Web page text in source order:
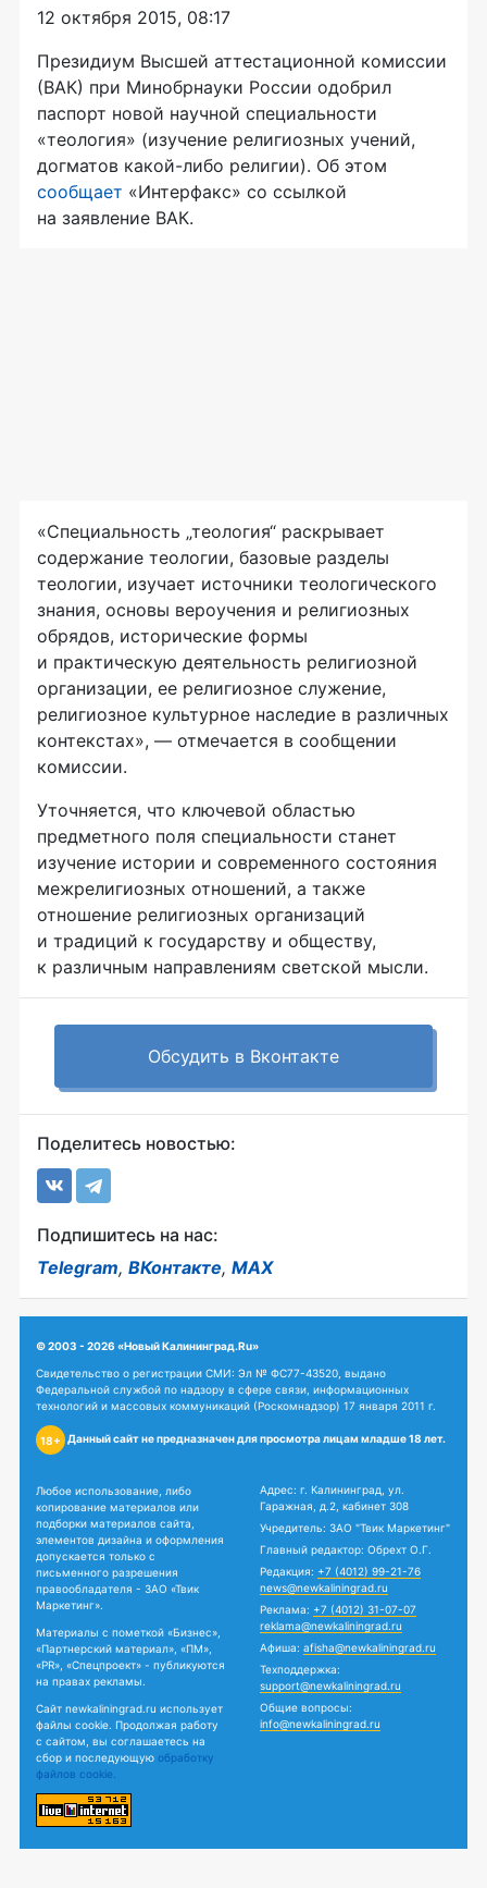
12 октября 2015, 08:17
Президиум Высшей аттестационной комиссии
(ВАК) при Минобрнауки России одобрил
паспорт новой научной специальности
«теология» (изучение религиозных учений,
догматов какой-либо религии). Об этом
сообщает «Интерфакс» со ссылкой
на заявление ВАК.
«Специальность „теология“ раскрывает
содержание теологии, базовые разделы
теологии, изучает источники теологического
знания, основы вероучения и религиозных
обрядов, исторические формы
и практическую деятельность религиозной
организации, ее религиозное служение,
религиозное культурное наследие в различных
контекстах», — отмечается в сообщении
комиссии.
Уточняется, что ключевой областью
предметного поля специальности станет
изучение истории и современного состояния
межрелигиозных отношений, а также
отношение религиозных организаций
и традиций к государству и обществу,
к различным направлениям светской мысли.
Обсудить в Вконтакте
Поделитесь новостью:
Подпишитесь на нас:
Telegram, ВКонтакте, MAX
© 2003 - 2026 «Новый Калининград.Ru»
Свидетельство о регистрации СМИ: Эл № ФС77-43520, выдано
Федеральной службой по надзору в сфере связи, информационных
технологий и массовых коммуникаций (Роскомнадзор) 17 января 2011 г.
18+ Данный сайт не предназначен для просмотра лицам младше 18 лет.
Любое использование, либо
копирование материалов или
подборки материалов сайта,
элементов дизайна и оформления
допускается только с
письменного разрешения
правообладателя - ЗАО «Твик
Маркетинг».
Материалы с пометкой «Бизнес»,
«Партнерский материал», «ПМ»,
«PR», «Спецпроект» - публикуются
на правах рекламы.
Сайт newkaliningrad.ru использует
файлы cookie. Продолжая работу
с сайтом, вы соглашаетесь на
сбор и последующую обработку
файлов cookie.
Адрес: г. Калининград, ул.
Гаражная, д.2, кабинет 308
Учредитель: ЗАО "Твик Маркетинг"
Главный редактор: Обрехт О.Г.
Редакция: +7 (4012) 99-21-76
news@newkaliningrad.ru
Реклама: +7 (4012) 31-07-07
reklama@newkaliningrad.ru
Афиша: afisha@newkaliningrad.ru
Техподдержка:
support@newkaliningrad.ru
Общие вопросы:
info@newkaliningrad.ru